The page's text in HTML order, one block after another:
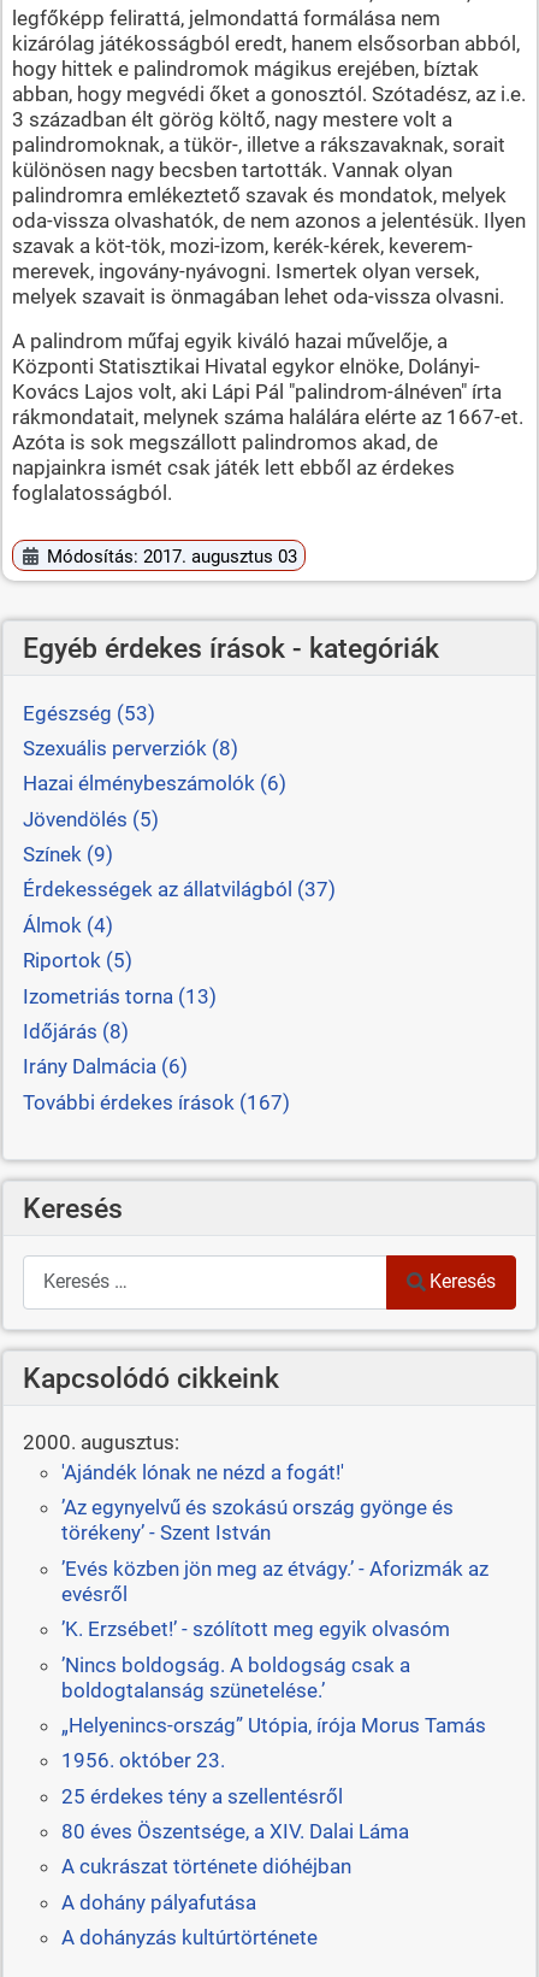
legfőképp felirattá, jelmondattá formálása nem
kizárólag játékosságból eredt, hanem elsősorban abból,
hogy hittek e palindromok mágikus erejében, bíztak
abban, hogy megvédi őket a gonosztól. Szótadész, az i.e.
3 században élt görög költő, nagy mestere volt a
palindromoknak, a tükör-, illetve a rákszavaknak, sorait
különösen nagy becsben tartották. Vannak olyan
palindromra emlékeztető szavak és mondatok, melyek
oda-vissza olvashatók, de nem azonos a jelentésük. Ilyen
szavak a köt-tök, mozi-izom, kerék-kérek, keverem-
merevek, ingovány-nyávogni. Ismertek olyan versek,
melyek szavait is önmagában lehet oda-vissza olvasni.
A palindrom műfaj egyik kiváló hazai művelője, a
Központi Statisztikai Hivatal egykor elnöke, Dolányi-
Kovács Lajos volt, aki Lápi Pál "palindrom-álnéven" írta
rákmondatait, melynek száma halálára elérte az 1667-et.
Azóta is sok megszállott palindromos akad, de
napjainkra ismét csak játék lett ebből az érdekes
foglalatosságból.
Módosítás: 2017. augusztus 03
Egyéb érdekes írások - kategóriák
Egészség (53)
Szexuális perverziók (8)
Hazai élménybeszámolók (6)
Jövendölés (5)
Színek (9)
Érdekességek az állatvilágból (37)
Álmok (4)
Riportok (5)
Izometriás torna (13)
Időjárás (8)
Irány Dalmácia (6)
További érdekes írások (167)
Keresés
Keresés
Keresés
Kapcsolódó cikkeink
2000. augusztus:
'Ajándék lónak ne nézd a fogát!'
’Az egynyelvű és szokású ország gyönge és
törékeny’ - Szent István
’Evés közben jön meg az étvágy.’ - Aforizmák az
evésről
’K. Erzsébet!’ - szólított meg egyik olvasóm
’Nincs boldogság. A boldogság csak a
boldogtalanság szünetelése.’
„Helyenincs-ország” Utópia, írója Morus Tamás
1956. október 23.
25 érdekes tény a szellentésről
80 éves Öszentsége, a XIV. Dalai Láma
A cukrászat története dióhéjban
A dohány pályafutása
A dohányzás kultúrtörténete